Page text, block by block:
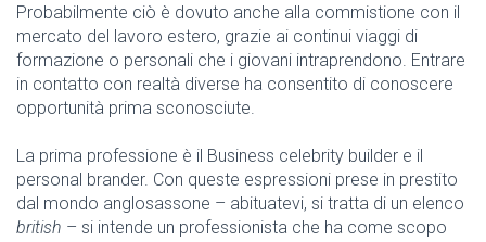
Probabilmente ciò è dovuto anche alla commistione con il
mercato del lavoro estero, grazie ai continui viaggi di
formazione o personali che i giovani intraprendono. Entrare
in contatto con realtà diverse ha consentito di conoscere
opportunità prima sconosciute.
La prima professione è il Business celebrity builder e il
personal brander. Con queste espressioni prese in prestito
dal mondo anglosassone – abituatevi, si tratta di un elenco
british – si intende un professionista che ha come scopo